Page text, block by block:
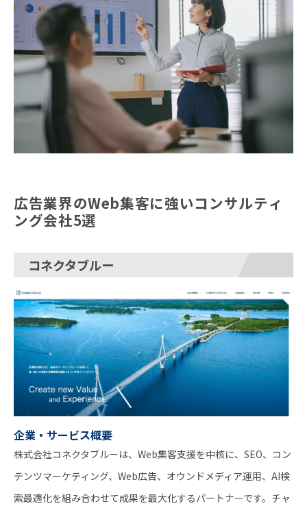
広告業界のWeb集客に強いコンサルティ
ング会社5選
コネクタブルー
企業・サービス概要
株式会社コネクタブルーは、Web集客支援を中核に、SEO、コン
テンツマーケティング、Web広告、オウンドメディア運用、AI検
索最適化を組み合わせて成果を最大化するパートナーです。チャ